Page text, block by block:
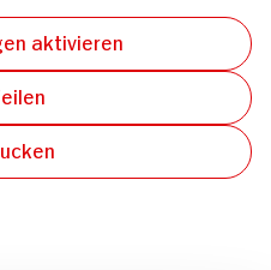
aktivieren